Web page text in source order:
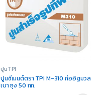
ปูนTPI
ปูนซีเมนต์ตรา TPI M-310 ก่ออิฐมวล
เบา ถุง 50 กก.